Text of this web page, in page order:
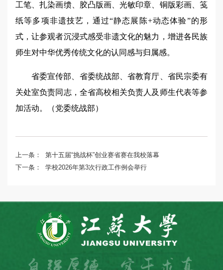
工笔、扎染画缋、胶凸版画、光敏印章、铜版彩画、笺
纸等多项非遗技艺，通过“静态展陈+动态体验”的形
式，让参观者沉浸式感受非遗文化的魅力，增进各民族
师生对中华优秀传统文化的认同感与归属感。
省委宣传部、省委统战部、省教育厅、省民宗委有
关处室负责同志，全省高校相关负责人及师生代表等参
加活动。（党委统战部）
上一条：
第十五届“挑战杯”创业赛省赛在我校落幕
下一条：
学校2026年第3次行政工作例会举行